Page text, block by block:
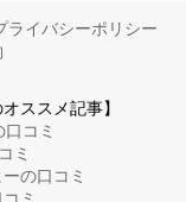
ライバシーポリシー
オススメ記事】
コミ
ミ
の口コミ
ミ